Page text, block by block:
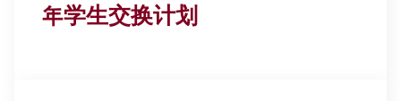
年学生交换计划